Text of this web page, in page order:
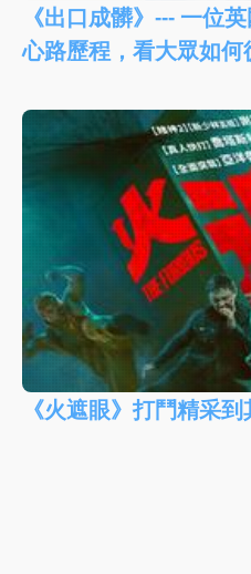
《出口成髒》--- 一位
心路歷程，看大眾如
《火遮眼》打鬥精采